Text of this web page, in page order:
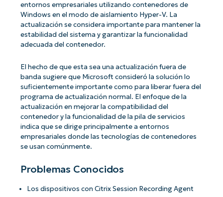
entornos empresariales utilizando contenedores de
Windows en el modo de aislamiento Hyper-V. La
actualización se considera importante para mantener la
estabilidad del sistema y garantizar la funcionalidad
adecuada del contenedor.
El hecho de que esta sea una actualización fuera de
banda sugiere que Microsoft consideró la solución lo
suficientemente importante como para liberar fuera del
programa de actualización normal. El enfoque de la
actualización en mejorar la compatibilidad del
contenedor y la funcionalidad de la pila de servicios
indica que se dirige principalmente a entornos
empresariales donde las tecnologías de contenedores
se usan comúnmente.
Problemas Conocidos
Los dispositivos con Citrix Session Recording Agent